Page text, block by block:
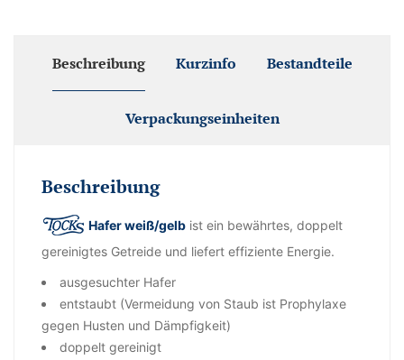
Beschreibung Kurzinfo Bestandteile
Verpackungseinheiten
Beschreibung
Hafer weiß/gelb ist ein bewährtes, doppelt
gereinigtes Getreide und liefert effiziente Energie.
ausgesuchter Hafer
entstaubt (Vermeidung von Staub ist Prophylaxe
gegen Husten und Dämpfigkeit)
doppelt gereinigt